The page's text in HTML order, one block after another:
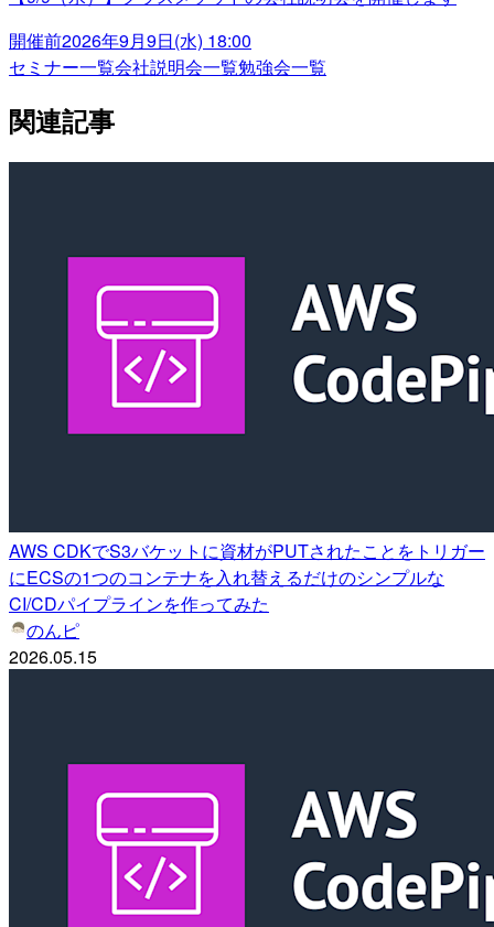
開催前2026年9月9日(水) 18:00
セミナー一覧会社説明会一覧勉強会一覧
関連記事
AWS CDKでS3バケットに資材がPUTされたことをトリガー
にECSの1つのコンテナを入れ替えるだけのシンプルな
CI/CDパイプラインを作ってみた
のんピ
2026.05.15